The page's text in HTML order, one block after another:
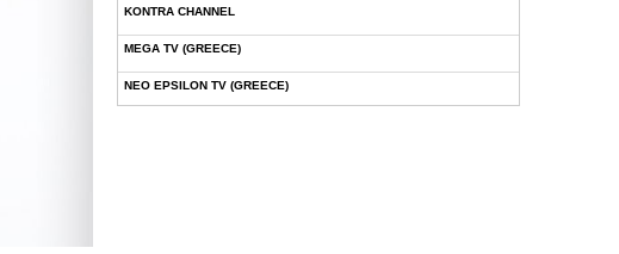
KONTRA CHANNEL
MEGA TV (GREECE)
NEO EPSILON TV (GREECE)